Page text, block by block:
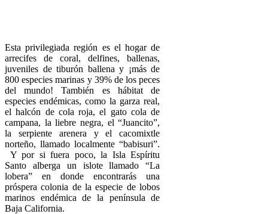
Esta privilegiada región es el hogar de
arrecifes de coral, delfines, ballenas,
juveniles de tiburón ballena y ¡más de
800 especies marinas y 39% de los peces
del mundo! También es hábitat de
especies endémicas, como la garza real,
el halcón de cola roja, el gato cola de
campana, la liebre negra, el “Juancito”,
la serpiente arenera y el cacomixtle
norteño, llamado localmente “babisuri”.
Y por si fuera poco, la Isla Espíritu
Santo alberga un islote llamado “La
lobera” en donde encontrarás una
próspera colonia de la especie de lobos
marinos endémica de la península de
Baja California.